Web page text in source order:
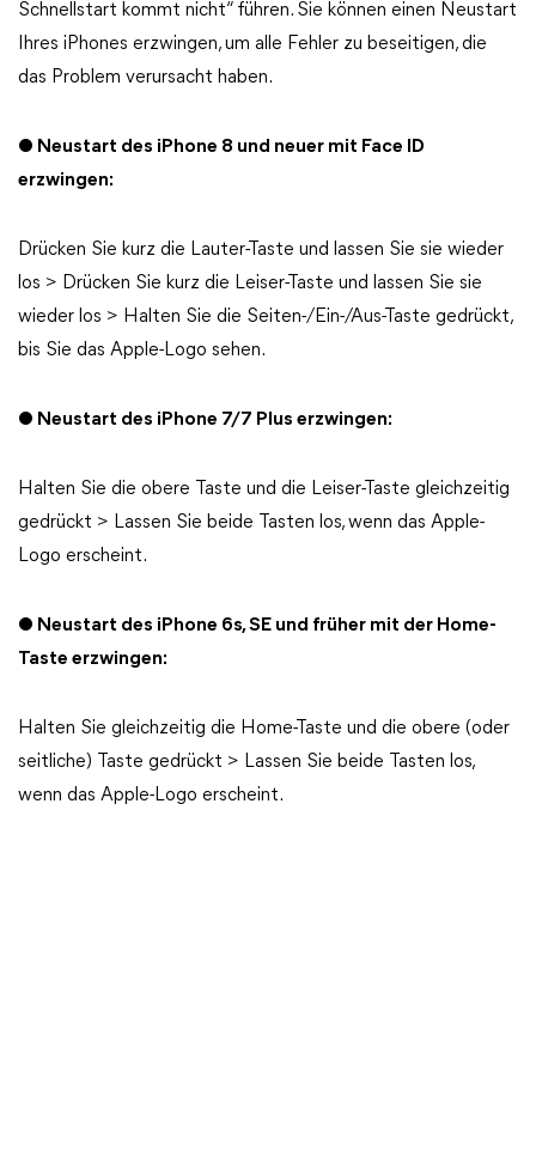
Schnellstart kommt nicht“ führen. Sie können einen Neustart
Ihres iPhones erzwingen, um alle Fehler zu beseitigen, die
das Problem verursacht haben.
● Neustart des iPhone 8 und neuer mit Face ID
erzwingen:
Drücken Sie kurz die Lauter-Taste und lassen Sie sie wieder
los > Drücken Sie kurz die Leiser-Taste und lassen Sie sie
wieder los > Halten Sie die Seiten-/Ein-/Aus-Taste gedrückt,
bis Sie das Apple-Logo sehen.
● Neustart des iPhone 7/7 Plus erzwingen:
Halten Sie die obere Taste und die Leiser-Taste gleichzeitig
gedrückt > Lassen Sie beide Tasten los, wenn das Apple-
Logo erscheint.
● Neustart des iPhone 6s, SE und früher mit der Home-
Taste erzwingen:
Halten Sie gleichzeitig die Home-Taste und die obere (oder
seitliche) Taste gedrückt > Lassen Sie beide Tasten los,
wenn das Apple-Logo erscheint.